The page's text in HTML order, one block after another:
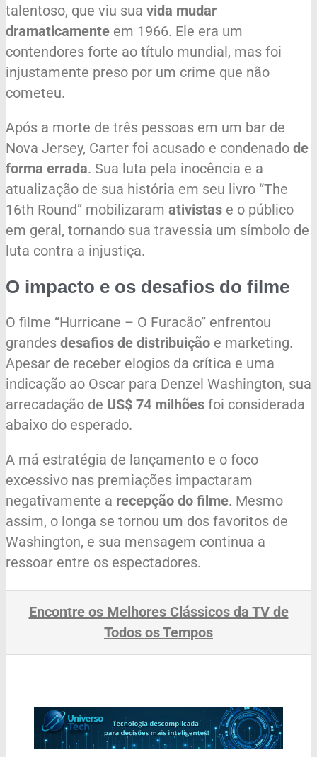
talentoso, que viu sua vida mudar
dramaticamente em 1966. Ele era um
contendores forte ao título mundial, mas foi
injustamente preso por um crime que não
cometeu.
Após a morte de três pessoas em um bar de
Nova Jersey, Carter foi acusado e condenado de
forma errada. Sua luta pela inocência e a
atualização de sua história em seu livro “The
16th Round” mobilizaram ativistas e o público
em geral, tornando sua travessia um símbolo de
luta contra a injustiça.
O impacto e os desafios do filme
O filme “Hurricane – O Furacão” enfrentou
grandes desafios de distribuição e marketing.
Apesar de receber elogios da crítica e uma
indicação ao Oscar para Denzel Washington, sua
arrecadação de US$ 74 milhões foi considerada
abaixo do esperado.
A má estratégia de lançamento e o foco
excessivo nas premiações impactaram
negativamente a recepção do filme. Mesmo
assim, o longa se tornou um dos favoritos de
Washington, e sua mensagem continua a
ressoar entre os espectadores.
Encontre os Melhores Clássicos da TV de
Todos os Tempos